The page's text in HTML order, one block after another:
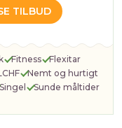
TILBUD
Fitness
Flexitar
Nemt og hurtigt
Sunde måltider